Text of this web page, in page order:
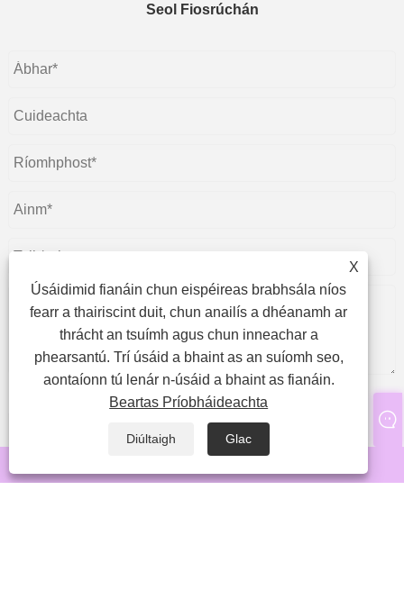
Seol Fiosrúchán
X
Úsáidimid fianáin chun eispéireas brabhsála níos
fearr a thairiscint duit, chun anailís a dhéanamh ar
thrácht an tsuímh agus chun inneachar a
phearsantú. Trí úsáid a bhaint as an suíomh seo,
aontaíonn tú lenár n-úsáid a bhaint as fianáin.
Beartas Príobháideachta
Diúltaigh
Glac